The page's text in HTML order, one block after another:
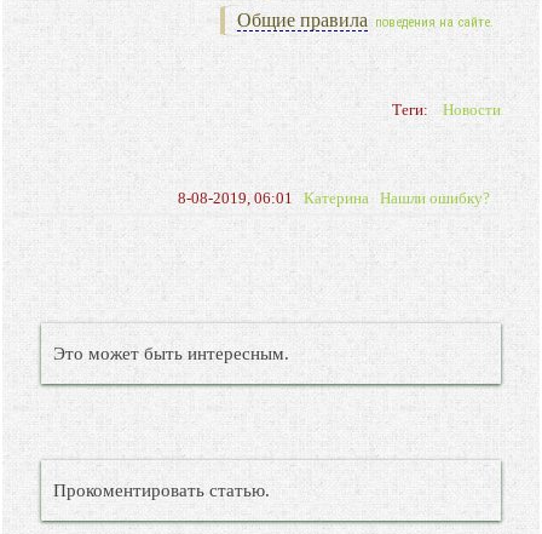
Общие правила поведения на сайте.
Теги: Новости
8-08-2019, 06:01 Катерина Нашли ошибку?
Это может быть интересным.
Прокоментировать статью.